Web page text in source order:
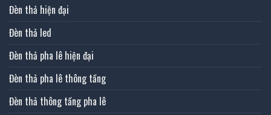
Đèn thả hiện đại
Đèn thả led
Đèn thả pha lê hiện đại
Đèn thả pha lê thông tầng
Đèn thả thông tầng pha lê